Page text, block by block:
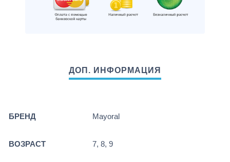
БРЕНД Mayoral
ВОЗРАСТ 7, 8, 9